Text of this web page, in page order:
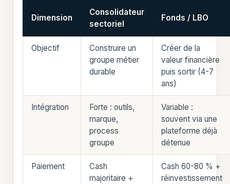
Dimension
Consolidateur
sectoriel
Fonds / LBO
Objectif
Construire un
groupe métier
durable
Créer de la
valeur financière
puis sortir (4-7
ans)
Intégration
Forte : outils,
marque,
process
groupe
Variable :
souvent via une
plateforme déjà
détenue
Paiement
Cash
majoritaire +
Cash 60-80 % +
réinvestissement